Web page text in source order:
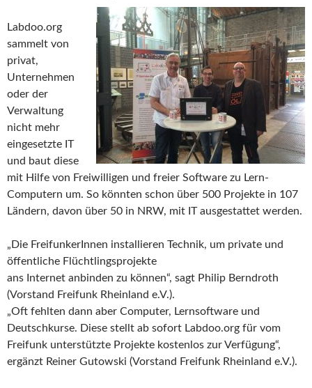
Labdoo.org
sammelt von
privat,
Unternehmen
oder der
Verwaltung
nicht mehr
eingesetzte IT
und baut diese
mit Hilfe von Freiwilligen und freier Software zu Lern-
Computern um. So könnten schon über 500 Projekte in 107
Ländern, davon über 50 in NRW, mit IT ausgestattet werden.
„Die FreifunkerInnen installieren Technik, um private und
öffentliche Flüchtlingsprojekte
ans Internet anbinden zu können“, sagt Philip Berndroth
(Vorstand Freifunk Rheinland e.V.).
„Oft fehlten dann aber Computer, Lernsoftware und
Deutschkurse. Diese stellt ab sofort Labdoo.org für vom
Freifunk unterstützte Projekte kostenlos zur Verfügung“,
ergänzt Reiner Gutowski (Vorstand Freifunk Rheinland e.V.).